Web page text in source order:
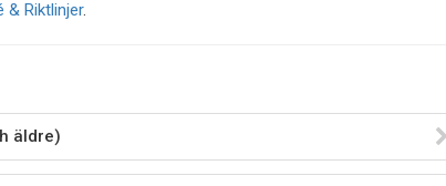
& Riktlinjer.
äldre)